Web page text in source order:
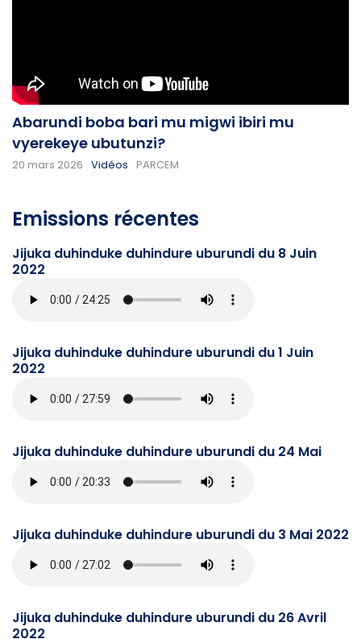
Abarundi boba bari mu migwi ibiri mu
vyerekeye ubutunzi?
20 mars 2026 Vidéos PARCEM
Emissions récentes
Jijuka duhinduke duhindure uburundi du 8 Juin
2022
Jijuka duhinduke duhindure uburundi du 1 Juin
2022
Jijuka duhinduke duhindure uburundi du 24 Mai
Jijuka duhinduke duhindure uburundi du 3 Mai 2022
Jijuka duhinduke duhindure uburundi du 26 Avril
2022